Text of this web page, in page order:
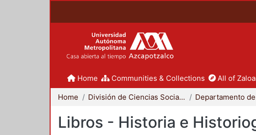
Home Communities & Collections All of
Home División de Ciencias Sociales y Humanidades
Libros - Historia e